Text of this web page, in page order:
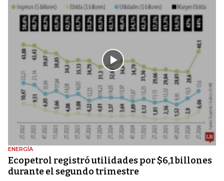
ENERGÍA
Ecopetrol registró utilidades por $6,1 billones
durante el segundo trimestre